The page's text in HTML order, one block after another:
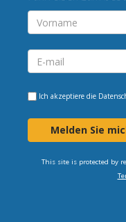
Ich akzeptiere die
Melden Sie
This site is protected by